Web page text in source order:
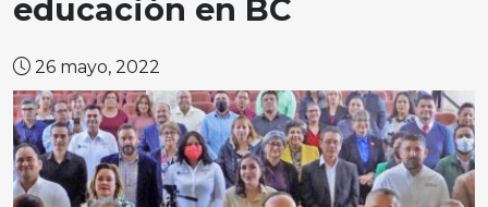
educación en BC
26 mayo, 2022